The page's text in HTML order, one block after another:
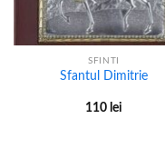
SFINTI
Sfantul Dimitrie
110 lei